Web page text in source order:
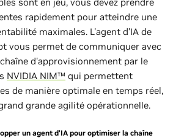
rapidement pour atteindre une
maximales. L'agent d'IA de
vous permet de communiquer avec
d'approvisionnement par le
NVIDIA NIM™ qui permettent
de manière optimale en temps réel,
grande agilité opérationnelle.
un agent d'IA pour optimiser la chaîne